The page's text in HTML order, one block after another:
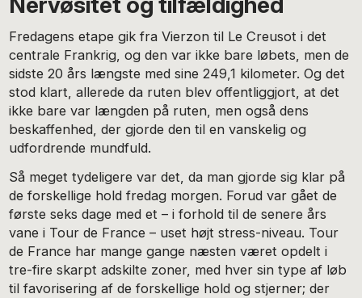
Fredagens etape gik fra Vierzon til Le Creusot i det
centrale Frankrig, og den var ikke bare løbets, men de
sidste 20 års længste med sine 249,1 kilometer. Og det
stod klart, allerede da ruten blev offentliggjort, at det
ikke bare var længden på ruten, men også dens
beskaffenhed, der gjorde den til en vanskelig og
udfordrende mundfuld.
Så meget tydeligere var det, da man gjorde sig klar på
de forskellige hold fredag morgen. Forud var gået de
første seks dage med et – i forhold til de senere års
vane i Tour de France – uset højt stress-niveau. Tour
de France har mange gange næsten været opdelt i
tre-fire skarpt adskilte zoner, med hver sin type af løb
til favorisering af de forskellige hold og stjerner; der